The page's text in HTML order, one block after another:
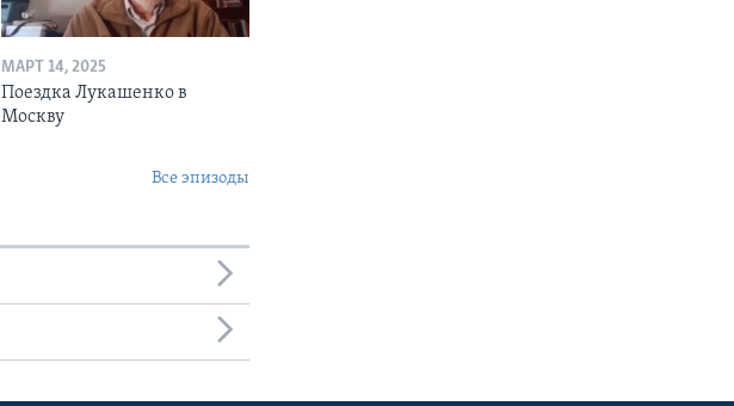
МАРТ 14, 2025
Поездка Лукашенко в
Москву
Все эпизоды